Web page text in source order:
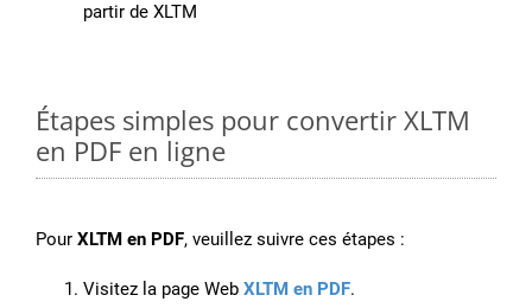
partir de XLTM
Étapes simples pour convertir XLTM
en PDF en ligne
Pour XLTM en PDF, veuillez suivre ces étapes :
Visitez la page Web XLTM en PDF.